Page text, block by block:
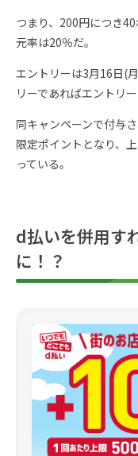
つまり、200円につき
元率は20％だ。
エントリーは3月16日(
リーであればエントリ
同キャンペーンで付与
限定ポイントとなり、
っている。
d払いを併用す
に！？